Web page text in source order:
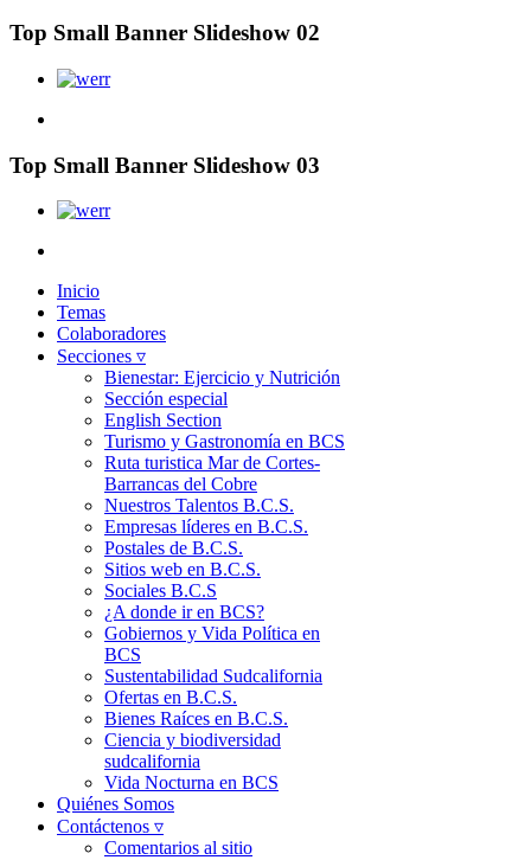
Top Small Banner Slideshow 02
Top Small Banner Slideshow 03
Inicio
Temas
Colaboradores
Secciones ▿
Bienestar: Ejercicio y Nutrición
Sección especial
English Section
Turismo y Gastronomía en BCS
Ruta turistica Mar de Cortes-
Barrancas del Cobre
Nuestros Talentos B.C.S.
Empresas líderes en B.C.S.
Postales de B.C.S.
Sitios web en B.C.S.
Sociales B.C.S
¿A donde ir en BCS?
Gobiernos y Vida Política en
BCS
Sustentabilidad Sudcalifornia
Ofertas en B.C.S.
Bienes Raíces en B.C.S.
Ciencia y biodiversidad
sudcalifornia
Vida Nocturna en BCS
Quiénes Somos
Contáctenos ▿
Comentarios al sitio